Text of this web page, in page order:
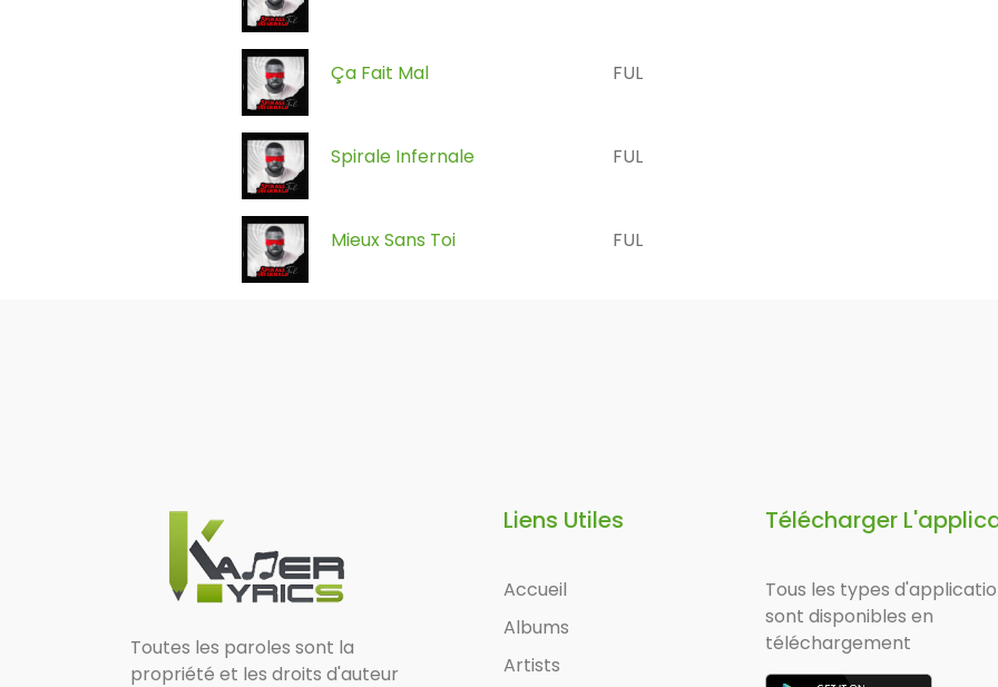
Ça Fait Mal FUL
Spirale Infernale FUL
Mieux Sans Toi FUL
Toutes les paroles sont la
propriété et les droits d'auteur
Liens Utiles
Accueil
Albums
Artists
Télécharger
Tous les types
sont disponibles en
téléchargement